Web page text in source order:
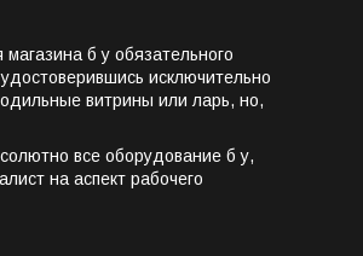
б у обязательного
исключительно
витрины или ларь, но,
все оборудование б у,
на аспект рабочего